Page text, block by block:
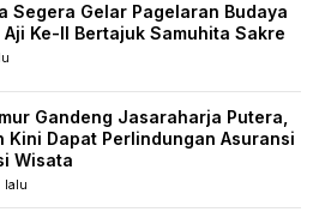
Segera Gelar Pagelaran Budaya
Aji Ke-II Bertajuk Samuhita Sakre
Gandeng Jasaraharja Putera,
Kini Dapat Perlindungan Asuransi
Wisata
lalu